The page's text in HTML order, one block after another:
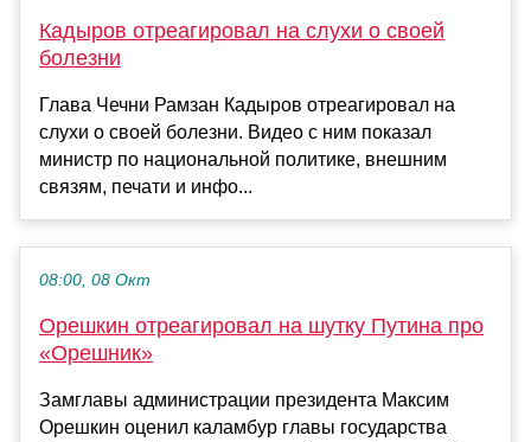
Кадыров отреагировал на слухи о своей
болезни
Глава Чечни Рамзан Кадыров отреагировал на
слухи о своей болезни. Видео с ним показал
министр по национальной политике, внешним
связям, печати и инфо...
08:00, 08 Окт
Орешкин отреагировал на шутку Путина про
«Орешник»
Замглавы администрации президента Максим
Орешкин оценил каламбур главы государства